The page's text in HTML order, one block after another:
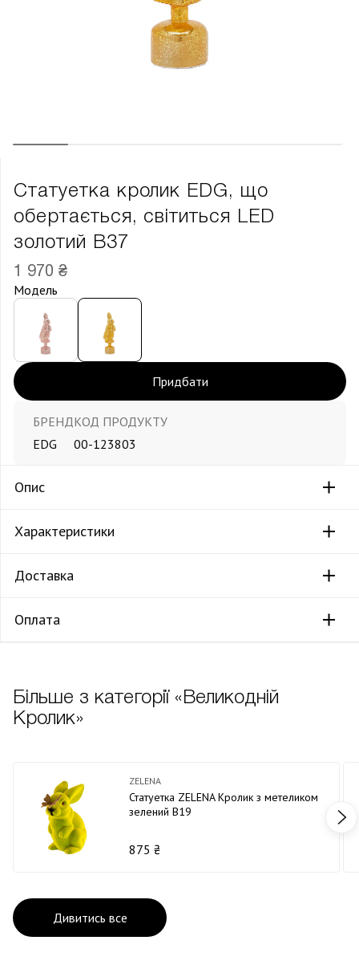
Статуетка кролик EDG, що
обертається, світиться LED
золотий В37
1 970 ₴
Модель
Придбати
БРЕНД
EDG
КОД ПРОДУКТУ
00-123803
Опис
Характеристики
Доставка
Оплата
Більше з категорії «Великодній
Кролик»
ZELENA
Статуетка ZELENA Кролик з метеликом
зелений В19
875 ₴
Дивитись все